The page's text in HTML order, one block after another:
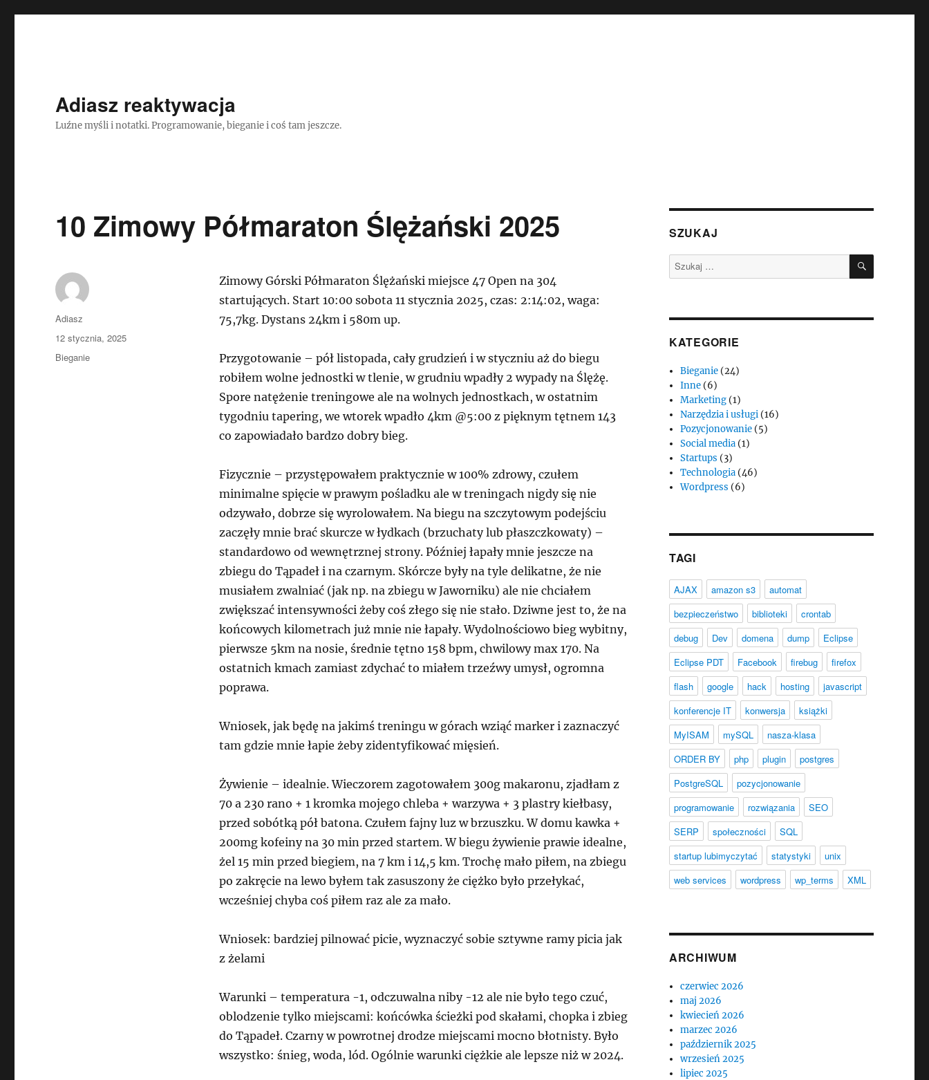
Adiasz reaktywacja
Luźne myśli i notatki. Programowanie, bieganie i coś tam jeszcze.
10 Zimowy Półmaraton Ślężański 2025
Zimowy Górski Półmaraton Ślężański miejsce 47 Open na 304
startujących. Start 10:00 sobota 11 stycznia 2025, czas: 2:14:02, waga:
75,7kg. Dystans 24km i 580m up.
Przygotowanie – pół listopada, cały grudzień i w styczniu aż do biegu
robiłem wolne jednostki w tlenie, w grudniu wpadły 2 wypady na Ślężę.
Spore natężenie treningowe ale na wolnych jednostkach, w ostatnim
tygodniu tapering, we wtorek wpadło 4km @5:00 z pięknym tętnem 143
co zapowiadało bardzo dobry bieg.
Fizycznie – przystępowałem praktycznie w 100% zdrowy, czułem
minimalne spięcie w prawym pośladku ale w treningach nigdy się nie
odzywało, dobrze się wyrolowałem. Na biegu na szczytowym podejściu
zaczęły mnie brać skurcze w łydkach (brzuchaty lub płaszczkowaty) –
standardowo od wewnętrznej strony. Później łapały mnie jeszcze na
zbiegu do Tąpadeł i na czarnym. Skórcze były na tyle delikatne, że nie
musiałem zwalniać (jak np. na zbiegu w Jaworniku) ale nie chciałem
zwiększać intensywności żeby coś złego się nie stało. Dziwne jest to, że na
końcowych kilometrach już mnie nie łapały. Wydolnościowo bieg wybitny,
pierwsze 5km na nosie, średnie tętno 158 bpm, chwilowy max 170. Na
ostatnich kmach zamiast zdychać to miałem trzeźwy umysł, ogromna
poprawa.
Wniosek, jak będę na jakimś treningu w górach wziąć marker i zaznaczyć
tam gdzie mnie łapie żeby zidentyfikować mięsień.
Żywienie – idealnie. Wieczorem zagotowałem 300g makaronu, zjadłam z
70 a 230 rano + 1 kromka mojego chleba + warzywa + 3 plastry kiełbasy,
przed sobótką pół batona. Czułem fajny luz w brzuszku. W domu kawka +
200mg kofeiny na 30 min przed startem. W biegu żywienie prawie idealne,
żel 15 min przed biegiem, na 7 km i 14,5 km. Trochę mało piłem, na zbiegu
po zakręcie na lewo byłem tak zasuszony że ciężko było przełykać,
wcześniej chyba coś piłem raz ale za mało.
Wniosek: bardziej pilnować picie, wyznaczyć sobie sztywne ramy picia jak
z żelami
Warunki – temperatura -1, odczuwalna niby -12 ale nie było tego czuć,
oblodzenie tylko miejscami: końcówka ścieżki pod skałami, chopka i zbieg
do Tąpadeł. Czarny w powrotnej drodze miejscami mocno błotnisty. Było
wszystko: śnieg, woda, lód. Ogólnie warunki ciężkie ale lepsze niż w 2024.
Autor
Adiasz
Data
publikacji
12 stycznia, 2025
Kategorie
Bieganie
SZUKAJ
Szukaj: SZUKAJ
KATEGORIE
Bieganie (24)
Inne (6)
Marketing (1)
Narzędzia i usługi (16)
Pozycjonowanie (5)
Social media (1)
Startups (3)
Technologia (46)
Wordpress (6)
TAGI
AJAX amazon s3
automat
bezpieczeństwo
biblioteki
crontab
debug
Dev domena dump
Eclipse
Eclipse PDT
Facebook firebug
firefox
flash
google hack hosting
javascript
konferencje IT
konwersja
książki
MyISAM
mySQL
nasza-klasa
ORDER BY
php plugin
postgres
PostgreSQL
pozycjonowanie
programowanie
rozwiązania
SEO
SERP
społeczności
SQL
startup lubimyczytać
statystyki
unix
web services
wordpress wp_terms XML
ARCHIWUM
czerwiec 2026
maj 2026
kwiecień 2026
marzec 2026
październik 2025
wrzesień 2025
lipiec 2025